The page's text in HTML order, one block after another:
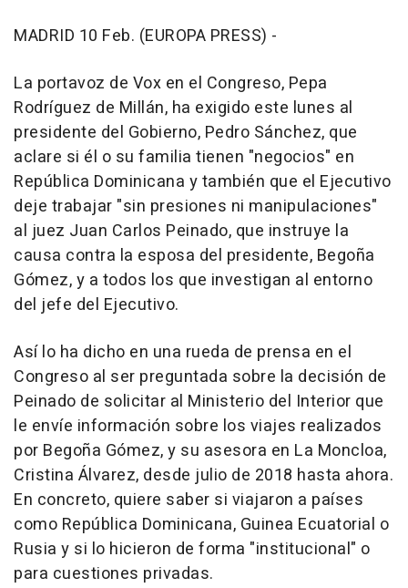
MADRID 10 Feb. (EUROPA PRESS) -
La portavoz de Vox en el Congreso, Pepa
Rodríguez de Millán, ha exigido este lunes al
presidente del Gobierno, Pedro Sánchez, que
aclare si él o su familia tienen "negocios" en
República Dominicana y también que el Ejecutivo
deje trabajar "sin presiones ni manipulaciones"
al juez Juan Carlos Peinado, que instruye la
causa contra la esposa del presidente, Begoña
Gómez, y a todos los que investigan al entorno
del jefe del Ejecutivo.
Así lo ha dicho en una rueda de prensa en el
Congreso al ser preguntada sobre la decisión de
Peinado de solicitar al Ministerio del Interior que
le envíe información sobre los viajes realizados
por Begoña Gómez, y su asesora en La Moncloa,
Cristina Álvarez, desde julio de 2018 hasta ahora.
En concreto, quiere saber si viajaron a países
como República Dominicana, Guinea Ecuatorial o
Rusia y si lo hicieron de forma "institucional" o
para cuestiones privadas.